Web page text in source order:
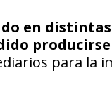
en
para la